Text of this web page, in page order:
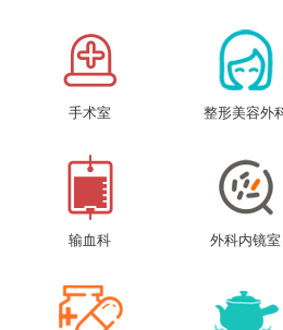
手术室 整形美容外
输血科 外科内镜室